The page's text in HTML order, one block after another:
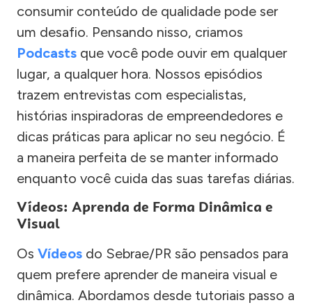
consumir conteúdo de qualidade pode ser
um desafio. Pensando nisso, criamos
Podcasts que você pode ouvir em qualquer
lugar, a qualquer hora. Nossos episódios
trazem entrevistas com especialistas,
histórias inspiradoras de empreendedores e
dicas práticas para aplicar no seu negócio. É
a maneira perfeita de se manter informado
enquanto você cuida das suas tarefas diárias.
Vídeos: Aprenda de Forma Dinâmica e
Visual
Os Vídeos do Sebrae/PR são pensados para
quem prefere aprender de maneira visual e
dinâmica. Abordamos desde tutoriais passo a